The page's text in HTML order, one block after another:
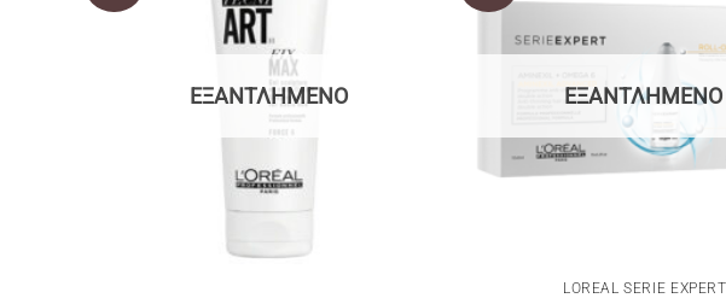
ΕΞΑΝΤΛΗΜΈΝΟ ΕΞΑΝΤΛΗΜΈΝΟ
LOREAL SERIE EXPERT